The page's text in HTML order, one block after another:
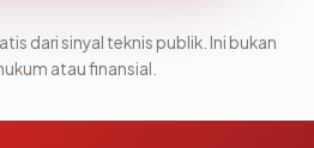
dari sinyal teknis publik. Ini bukan
atau finansial.